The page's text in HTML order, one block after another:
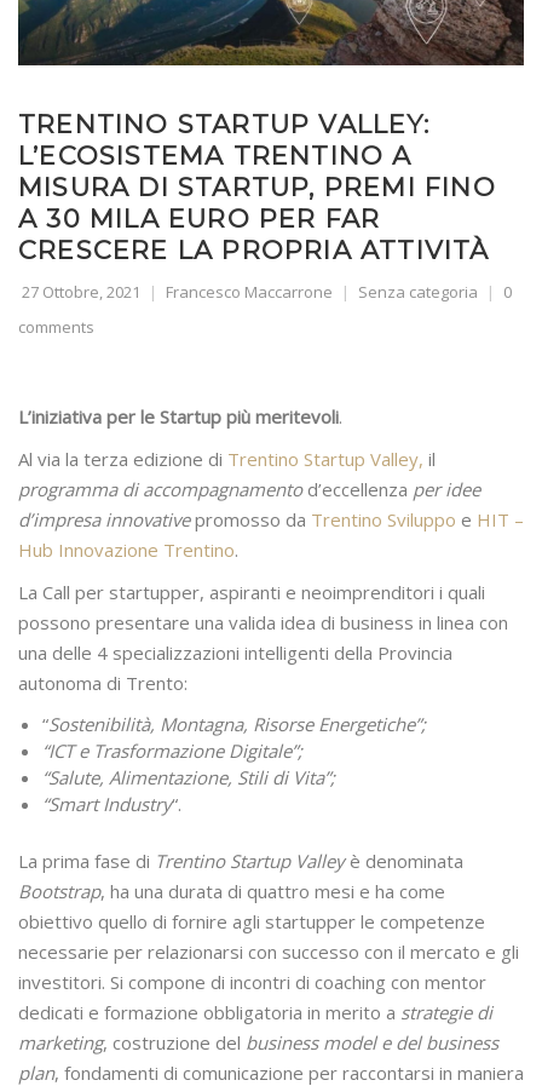
TRENTINO STARTUP VALLEY:
L’ECOSISTEMA TRENTINO A
MISURA DI STARTUP, PREMI FINO
A 30 MILA EURO PER FAR
CRESCERE LA PROPRIA ATTIVITÀ
27 Ottobre, 2021 Francesco Maccarrone Senza categoria
0
comments
L’iniziativa per le Startup più meritevoli.
Al via la terza edizione di Trentino Startup Valley, il
programma di accompagnamentod’eccellenza per idee
d’impresa innovativepromosso da Trentino Sviluppo e HIT –
Hub Innovazione Trentino.
La Call per startupper, aspiranti e neoimprenditori i quali
possono presentare una valida idea di business in linea con
una delle 4 specializzazioni intelligenti della Provincia
autonoma di Trento:
“Sostenibilità, Montagna, Risorse Energetiche”;
“ICT e Trasformazione Digitale”;
“Salute, Alimentazione, Stili di Vita”;
“Smart Industry“.
La prima fase di Trentino Startup Valleyè denominata
Bootstrap, ha una durata di quattro mesi e ha come
obiettivo quello di fornire agli startupper le competenze
necessarie per relazionarsi con successo con il mercato e gli
investitori. Si compone di incontri di coaching con mentor
dedicati e formazione obbligatoria in merito a strategie di
marketing, costruzione del business model e del business
plan, fondamenti di comunicazione per raccontarsi in maniera